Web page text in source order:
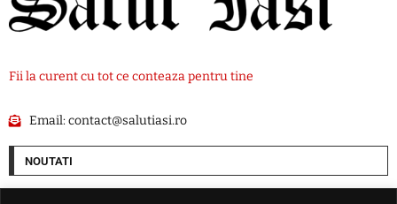
Fii la curent cu tot ce conteaza pentru tine
Email:contact@salutiasi.ro
NOUTATI